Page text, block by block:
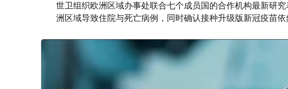
世卫组织欧洲区域办事处联合七个成员国的合作机构最新研
洲区域导致住院与死亡病例，同时确认接种升级版新冠疫苗依